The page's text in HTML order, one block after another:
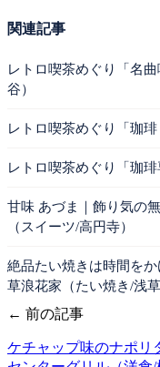
関連記事
レトロ喫茶めぐり「名
谷）
レトロ喫茶めぐり「珈
レトロ喫茶めぐり「珈
甘味 あづま｜飾り気の
（スイーツ/高円寺）
絶品たい焼きは時間を
草浪花家（たい焼き/浅草
← 前の記事
ケチャップ味のナポリ